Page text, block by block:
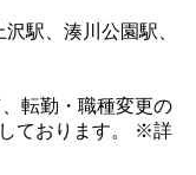
駅、湊川公園駅、
転勤・職種変更の
ております。
※詳